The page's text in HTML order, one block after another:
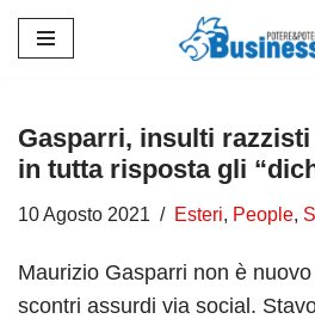
contenuto
Gasparri, insulti
in tutta risposta gli
10 Agosto 2021 Esteri, People,
Maurizio Gasparri non è
scontri assurdi via social.